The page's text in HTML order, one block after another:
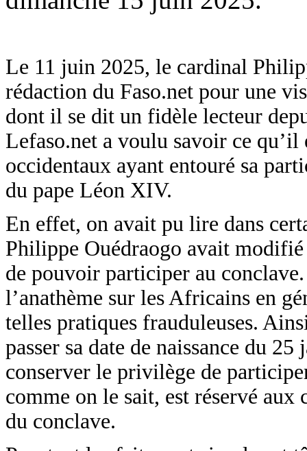
Le 11 juin 2025, le cardinal
rédaction du Faso.net pour une
dont il se dit un fidèle lecteur
Lefaso.net a voulu savoir ce
occidentaux ayant entouré sa
du pape Léon XIV.
En effet, on avait pu lire dans
Philippe Ouédraogo avait
de pouvoir participer au
l’anathème sur les Africains en
telles pratiques frauduleuses.
passer sa date de naissance du
conserver le privilège de
comme on le sait, est réservé aux
du conclave.